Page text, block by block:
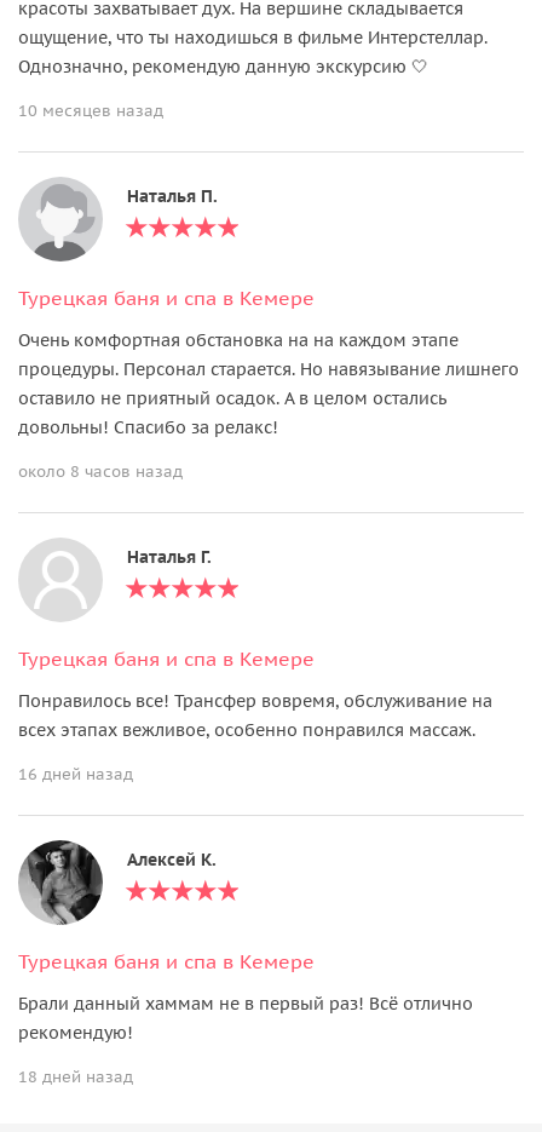
красоты захватывает дух. На вершине складывается
ощущение, что ты находишься в фильме Интерстеллар.
Однозначно, рекомендую данную экскурсию 🤍
10 месяцев назад
Наталья П.
Турецкая баня и спа в Кемере
Очень комфортная обстановка на на каждом этапе
процедуры. Персонал старается. Но навязывание лишнего
оставило не приятный осадок. А в целом остались
довольны! Спасибо за релакс!
около 8 часов назад
Наталья Г.
Турецкая баня и спа в Кемере
Понравилось все! Трансфер вовремя, обслуживание на
всех этапах вежливое, особенно понравился массаж.
16 дней назад
Алексей К.
Турецкая баня и спа в Кемере
Брали данный хаммам не в первый раз! Всё отлично
рекомендую!
18 дней назад